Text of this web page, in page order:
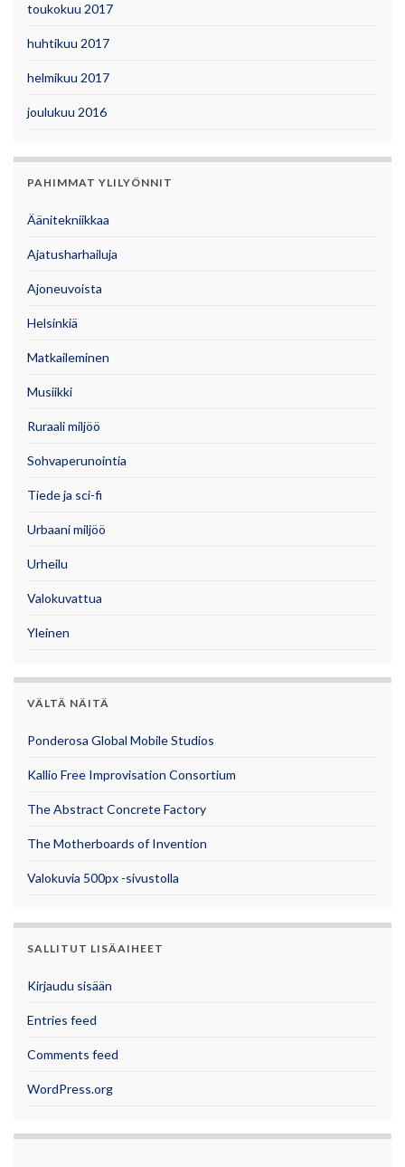
toukokuu 2017
huhtikuu 2017
helmikuu 2017
joulukuu 2016
PAHIMMAT YLILYÖNNIT
Äänitekniikkaa
Ajatusharhailuja
Ajoneuvoista
Helsinkiä
Matkaileminen
Musiikki
Ruraali miljöö
Sohvaperunointia
Tiede ja sci-fi
Urbaani miljöö
Urheilu
Valokuvattua
Yleinen
VÄLTÄ NÄITÄ
Ponderosa Global Mobile Studios
Kallio Free Improvisation Consortium
The Abstract Concrete Factory
The Motherboards of Invention
Valokuvia 500px -sivustolla
SALLITUT LISÄAIHEET
Kirjaudu sisään
Entries feed
Comments feed
WordPress.org